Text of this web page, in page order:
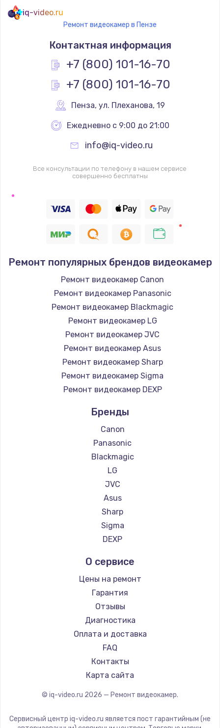
Заказать
Ремонт петель крышки
от 1195 руб.
Заказать
Замена клавиатуры
от 2000 руб.
Замена дисплея
Заказать
Прошивка
от 1400 руб.
Заказать
Ремонт электроплаты
от 1200 руб.
Заказать
Ремонт корпуса
от 1250 руб.
Заказать
Настройка Wi-Fi
от 1040 руб.
Заказать
Ремонт цепей питания
от 2500 руб.
Заказать
Замена шлейфа матрицы
Заказать
Замена материнской платы
от 1395 руб.
Заказать
Замена видеочипа
от 2745 руб.
Заказать
от 875 руб.
iq-video.ru
Ремонт видеокамер в Пензе
Контактная информация
+7 (800) 101-16-70
+7 (800) 101-16-70
Пенза, ул. Плеханова, 19
Ежедневно с 9:00 до 21:00
info@iq-video.ru
Все консультации по телефону в нашем сервисе
совершенно бесплатны
Ремонт популярных брендов видеокамер
Ремонт видеокамер Canon
Ремонт видеокамер Panasonic
Ремонт видеокамер Blackmagic
Ремонт видеокамер LG
Ремонт видеокамер JVC
Ремонт видеокамер Asus
Ремонт видеокамер Sharp
Ремонт видеокамер Sigma
Ремонт видеокамер DEXP
Бренды
Canon
Panasonic
Blackmagic
LG
JVC
Asus
Sharp
Sigma
DEXP
О сервисе
Цены на ремонт
Гарантия
Отзывы
Диагностика
Оплата и доставка
FAQ
Контакты
Карта сайта
© iq-video.ru 2026 — Ремонт видеокамер.
Сервисный центр iq-video.ru является пост гарантийным (не